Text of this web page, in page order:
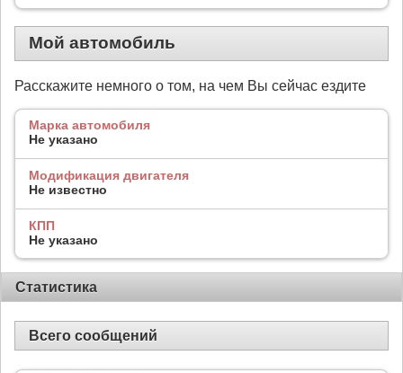
Мой автомобиль
Расскажите немного о том, на чем Вы сейчас ездите
Марка автомобиля
Не указано
Модификация двигателя
Не известно
КПП
Не указано
Статистика
Всего сообщений